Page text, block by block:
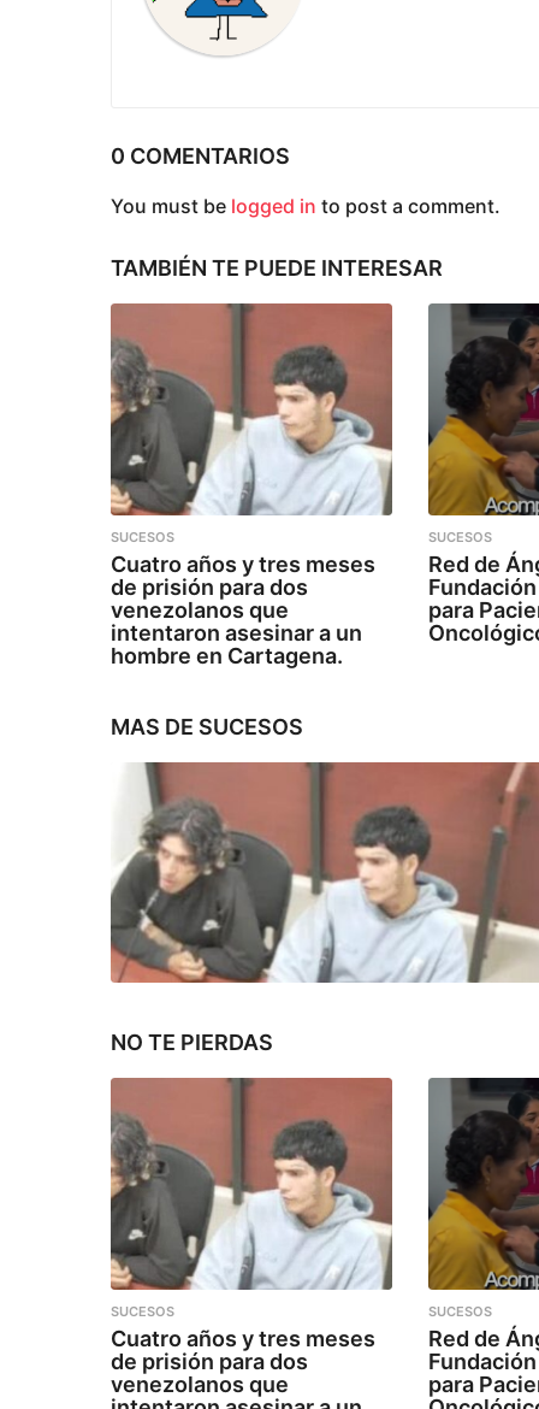
c
i
n
0 COMENTARIOS
You must be logged in to post a comment.
TAMBIÉN TE PUEDE INTERESAR
SUCESOS
Cuatro años y tres meses
de prisión para dos
venezolanos que
intentaron asesinar a un
hombre en Cartagena.
SUCESOS
Red de
para
MAS DE SUCESOS
NO TE PIERDAS
SUCESOS
Cuatro años y tres meses
de prisión para dos
venezolanos que
SUCESOS
Red de
para